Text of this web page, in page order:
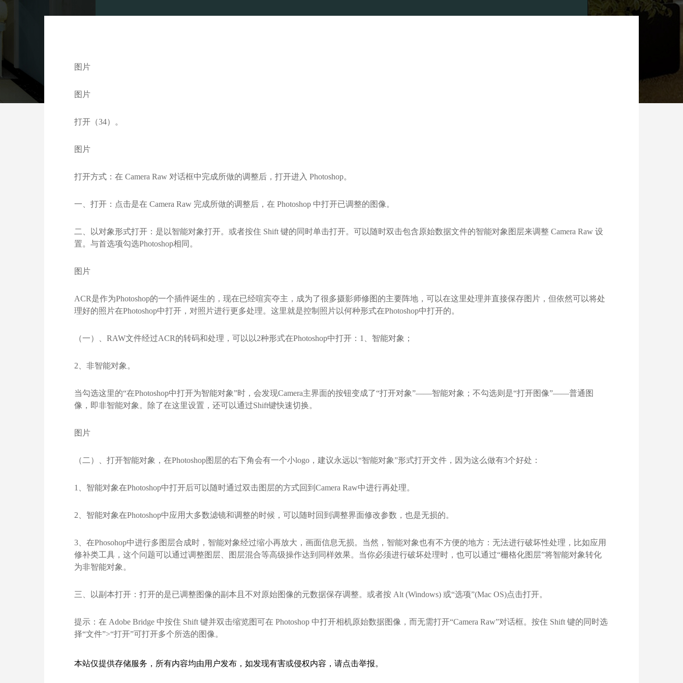
图片
图片
打开（34）。
图片
打开方式：在 Camera Raw 对话框中完成所做的调整后，打开进入 Photoshop。
一、打开：点击是在 Camera Raw 完成所做的调整后，在 Photoshop 中打开已调整的图像。
二、以对象形式打开：是以智能对象打开。或者按住 Shift 键的同时单击打开。可以随时双击包含原始数据文件的智能对象图层来调整 Camera Raw 设
置。与首选项勾选Photoshop相同。
图片
ACR是作为Photoshop的一个插件诞生的，现在已经喧宾夺主，成为了很多摄影师修图的主要阵地，可以在这里处理并直接保存图片，但依然可以将处
理好的照片在Photoshop中打开，对照片进行更多处理。这里就是控制照片以何种形式在Photoshop中打开的。
（一）、RAW文件经过ACR的转码和处理，可以以2种形式在Photoshop中打开：1、智能对象；
2、非智能对象。
当勾选这里的“在Photoshop中打开为智能对象”时，会发现Camera主界面的按钮变成了“打开对象”——智能对象；不勾选则是“打开图像”——普通图
像，即非智能对象。除了在这里设置，还可以通过Shift键快速切换。
图片
（二）、打开智能对象，在Photoshop图层的右下角会有一个小logo，建议永远以“智能对象”形式打开文件，因为这么做有3个好处：
1、智能对象在Photoshop中打开后可以随时通过双击图层的方式回到Camera Raw中进行再处理。
2、智能对象在Photoshop中应用大多数滤镜和调整的时候，可以随时回到调整界面修改参数，也是无损的。
3、在Phosohop中进行多图层合成时，智能对象经过缩小再放大，画面信息无损。当然，智能对象也有不方便的地方：无法进行破坏性处理，比如应用
修补类工具，这个问题可以通过调整图层、图层混合等高级操作达到同样效果。当你必须进行破坏处理时，也可以通过“栅格化图层”将智能对象转化
为非智能对象。
三、以副本打开：打开的是已调整图像的副本且不对原始图像的元数据保存调整。或者按 Alt (Windows) 或“选项”(Mac OS)点击打开。
提示：在 Adobe Bridge 中按住 Shift 键并双击缩览图可在 Photoshop 中打开相机原始数据图像，而无需打开“Camera Raw”对话框。按住 Shift 键的同时选
择“文件”>“打开”可打开多个所选的图像。
本站仅提供存储服务，所有内容均由用户发布，如发现有害或侵权内容，请点击举报。